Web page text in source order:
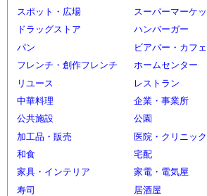
スポット・広場
スーパーマーケッ
ドラッグストア
ハンバーガー
パン
ビアバー・カフ
フレンチ・創作フレンチ
ホームセンター
リユース
レストラン
中華料理
企業・事業所
公共施設
公園
加工品・販売
医院・クリニック
和食
宅配
家具・インテリア
家電・電気屋
寿司
居酒屋